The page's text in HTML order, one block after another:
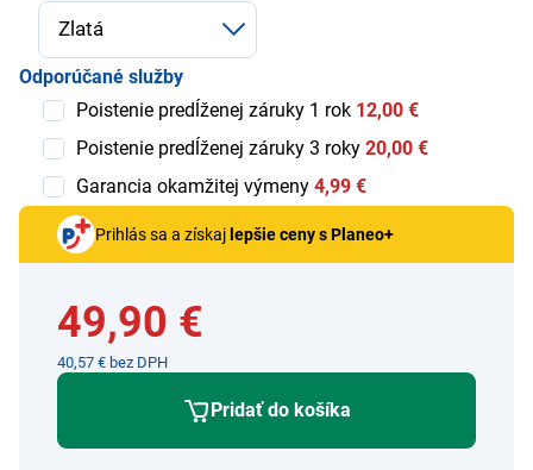
Odporúčané služby
Poistenie predĺženej záruky 1 rok 12,00 €
Poistenie predĺženej záruky 3 roky 20,00 €
Garancia okamžitej výmeny 4,99 €
Prihlás sa a získaj lepšie ceny s Planeo+
49,90 €
40,57 € bez DPH
Pridať do košíka